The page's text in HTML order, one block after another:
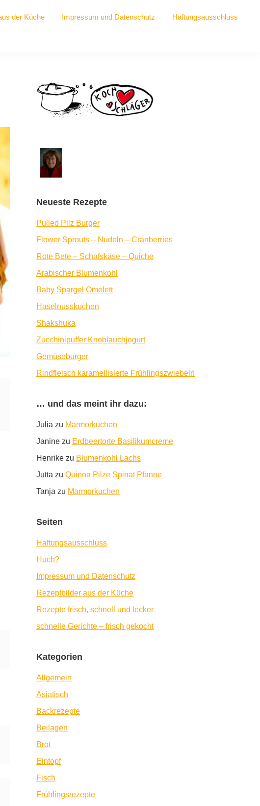
der Küche Impressum und Datenschutz Haftungsausschluss
Seitenspalte
Neueste Rezepte
Pulled Pilz Burger
Flower Sprouts – Nudeln – Cranberries
Rote Bete – Schafskäse – Quiche
Arabischer Blumenkohl
Baby Spargel Omelett
Haselnusskuchen
Shakshuka
Zucchinipuffer Knoblauchjogurt
Gemüseburger
Rindfleisch karamellisierte Frühlingszwiebeln
… und das meint ihr dazu:
Julia zu Marmorkuchen
Janine zu Erdbeertorte Basilikumcreme
Henrike zu Blumenkohl Lachs
Jutta zu Quinoa Pilze Spinat Pfanne
Tanja zu Marmorkuchen
Seiten
Haftungsausschluss
Huch?
Impressum und Datenschutz
Rezeptbilder aus der Küche
Rezepte frisch, schnell und lecker
schnelle Gerichte – frisch gekocht
Kategorien
Allgemein
Asiatisch
Backrezepte
Beilagen
Brot
Eintopf
Fisch
Frühlingsrezepte